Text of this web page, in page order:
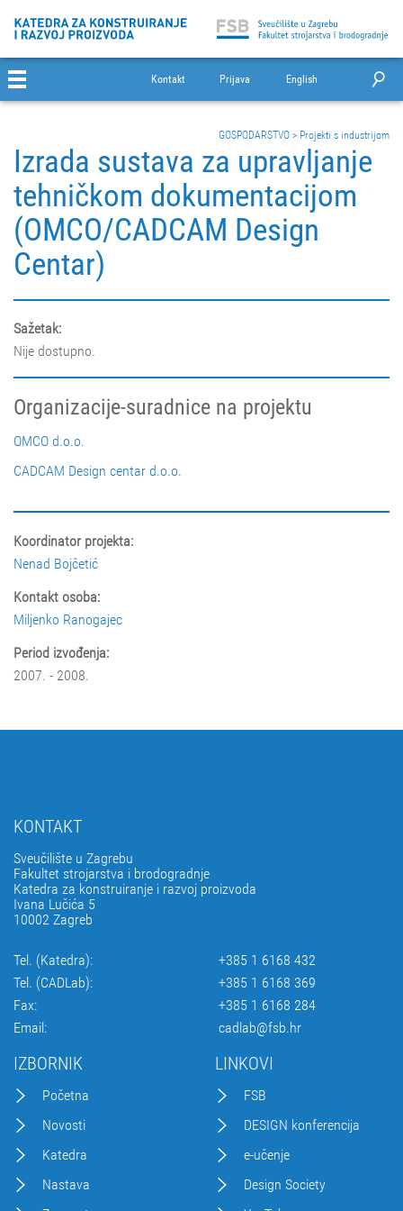
Kontakt Prijava English
GOSPODARSTVO > Projekti s industrijom
Izrada sustava za upravljanje
tehničkom dokumentacijom
(OMCO/CADCAM Design
Centar)
Sažetak:
Nije dostupno.
Organizacije-suradnice na projektu
OMCO d.o.o.
CADCAM Design centar d.o.o.
Koordinator projekta:
Nenad Bojčetić
Kontakt osoba:
Miljenko Ranogajec
Period izvođenja:
2007. - 2008.
KONTAKT
Sveučilište u Zagrebu
Fakultet strojarstva i brodogradnje
Katedra za konstruiranje i razvoj proizvoda
Ivana Lučića 5
10002 Zagreb
Tel. (Katedra):
+385 1 6168 432
Tel. (CADLab):
+385 1 6168 369
Fax:
+385 1 6168 284
Email:
cadlab@fsb.hr
IZBORNIK
Početna
Novosti
Katedra
Nastava
LINKOVI
FSB
DESIGN konferencija
e-učenje
Design Society